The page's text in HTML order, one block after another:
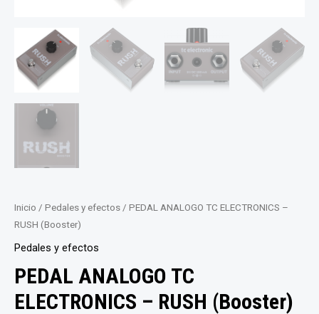
Inicio / Pedales y efectos / PEDAL ANALOGO TC ELECTRONICS –
RUSH (Booster)
Pedales y efectos
PEDAL ANALOGO TC
ELECTRONICS – RUSH (Booster)